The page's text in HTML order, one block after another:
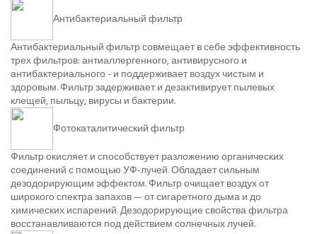
Антибактериальный фильтр
Антибактериальный фильтр совмещает в себе эффективность
трех фильтров: антиаллергенного, антивирусного и
антибактериального - и поддерживает воздух чистым и
здоровым. Фильтр задерживает и дезактивирует пылевых
клещей, пыльцу, вирусы и бактерии.
Фотокаталитический фильтр
Фильтр окисляет и способствует разложению органических
соединений с помощью УФ-лучей. Обладает сильным
дезодорирующим эффектом. Фильтр очищает воздух от
широкого спектра запахов — от сигаретного дыма и до
химических испарений. Дезодорирующие свойства фильтра
восстанавливаются под действием солнечных лучей.